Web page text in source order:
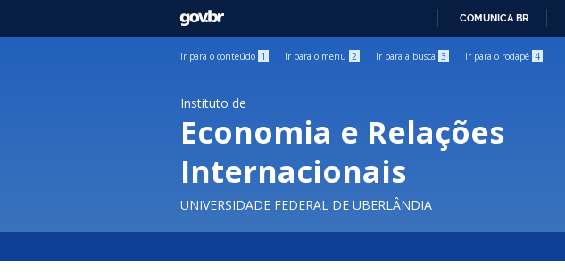
GOVBR
COMUNICA BR
Ir para o conteúdo 1 Ir para o menu 2 Ir para a busca 3 Ir para o rodapé 4
Instituto de
Economia e Relações
Internacionais
UNIVERSIDADE FEDERAL DE UBERLÂNDIA